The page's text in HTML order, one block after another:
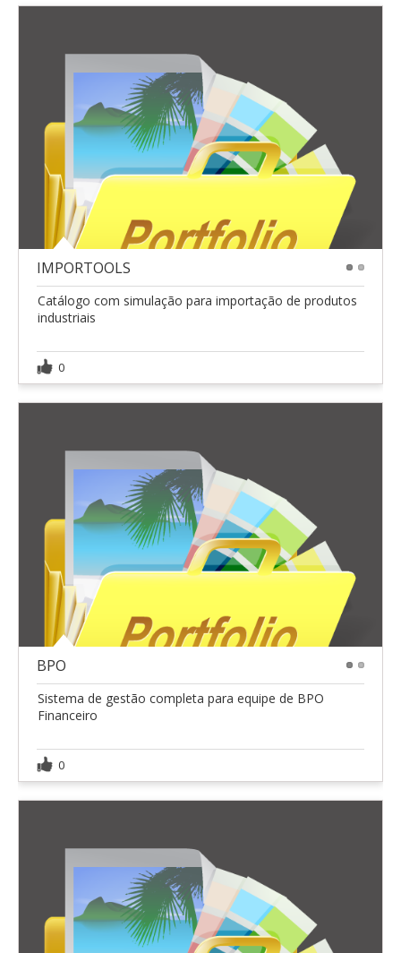
IMPORTOOLS
Catálogo com simulação para importação de produtos
industriais
0
BPO
Sistema de gestão completa para equipe de BPO
Financeiro
0